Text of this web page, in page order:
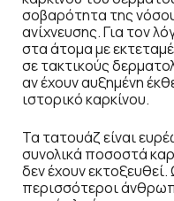
σοβαρότητα της
ανίχνευσης. Για τον
στα άτομα με
σε τακτικούς
αν έχουν αυξημένη
ιστορικό καρκίνου.
Τα τατουάζ είναι
συνολικά ποσοστά
δεν έχουν
περισσότεροι